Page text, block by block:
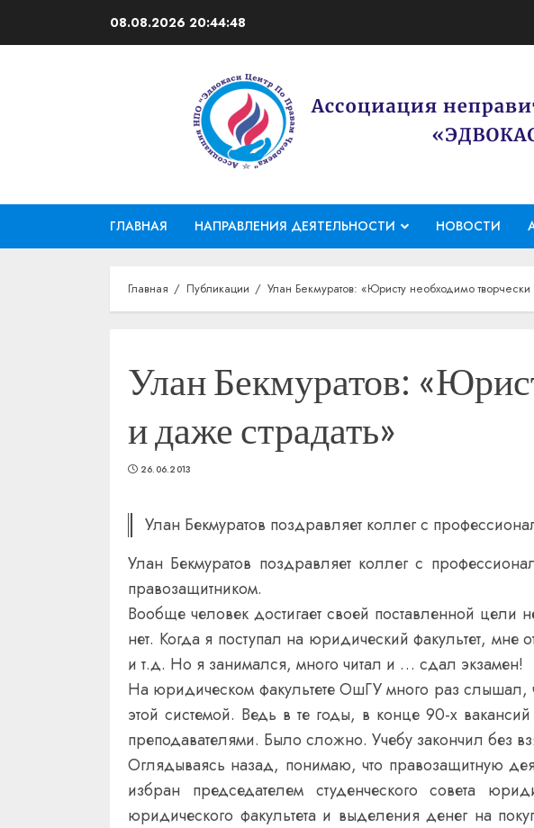
08.08.2026 20:44:49
ГЛАВНАЯ НАПРАВЛЕНИЯ ДЕЯТЕЛЬНОСТИ НОВОСТИ
Главная Публикации Улан Бекмуратов: «Юристу необходимо
Улан Бекмуратов:
и даже страдать»
26.06.2013
Улан Бекмуратов поздравляет коллег с
Улан Бекмуратов поздравляет коллег с
правозащитником.
Вообще человек достигает своей поставленной цели
нет. Когда я поступал на юридический факультет, мне
и т.д. Но я занимался, много читал и … сдал экзамен!
На юридическом факультете ОшГУ много раз слышал,
этой системой. Ведь в те годы, в конце 90-х
преподавателями. Было сложно. Учебу закончил без
Оглядываясь назад, понимаю, что правозащитную
избран председателем студенческого совета
юридического факультета и выделения денег на